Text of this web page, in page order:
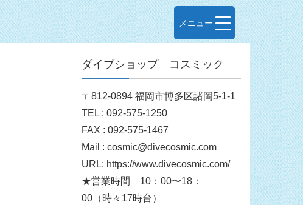
メニュー
ダイブショップ コスミック
〒812-0894 福岡市博多区諸岡5-1-1
TEL : 092-575-1250
FAX : 092-575-1467
Mail : cosmic@divecosmic.com
URL: https://www.divecosmic.com/
★営業時間 10：00〜18：
00（時々17時台）